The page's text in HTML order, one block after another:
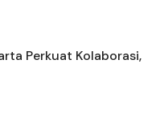
Perkuat Kolaborasi,